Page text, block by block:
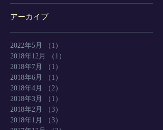
アーカイブ
2022年5月 （1）
2018年12月
（1）
2018年7月
（1）
2018年6月
（1）
2018年4月
（2）
2018年3月
（1）
2018年2月
（3）
2018年1月
（3）